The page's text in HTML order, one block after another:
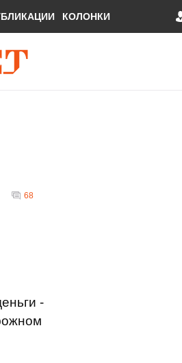
КОЛОНКИ
68
-